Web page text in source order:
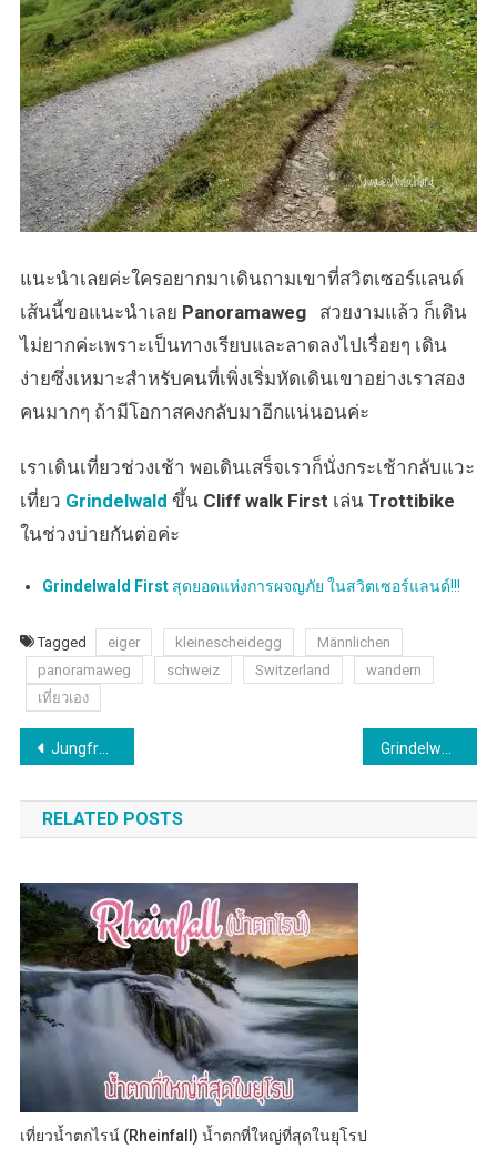
แนะนำเลยค่ะใครอยากมาเดินถามเขาที่สวิตเซอร์แลนด์
เส้นนี้ขอแนะนำเลย Panoramaweg
สวยงามแล้ว ก็เดิน
ไม่ยากค่ะเพราะเป็นทางเรียบและลาดลงไปเรื่อยๆ เดิน
ง่ายซึ่งเหมาะสำหรับคนที่เพิ่งเริ่มหัดเดินเขาอย่างเราสอง
คนมากๆ ถ้ามีโอกาสคงกลับมาอีกแน่นอนค่ะ
เราเดินเที่ยวช่วงเช้า พอเดินเสร็จเราก็นั่งกระเช้ากลับแวะ
เที่ยว Grindelwald ขึ้น Cliff walk First เล่น Trottibike
ในช่วงบ่ายกันต่อค่ะ
Grindelwald Firstสุดยอดแห่งการผจญภัย ในสวิตเซอร์แลนด์!!!
Tagged eiger kleinescheidegg
Männlichen
panoramaweg
schweiz Switzerland
wandern
เที่ยวเอง
Post
navigation
Jungfrau Eiger Walk เดินเขาครั้งแรกที่สวิตเซอร์แลนด์ วิวหลักล้าน!!
RELATED POSTS
เที่ยวน้ำตกไรน์ (Rheinfall) น้ำตกที่ใหญ่ที่สุดในยุโรป